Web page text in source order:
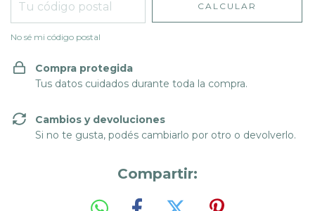
CALCULAR
No sé mi código postal
Compra protegida
Tus datos cuidados durante toda la compra.
Cambios y devoluciones
Si no te gusta, podés cambiarlo por otro o devolverlo.
Compartir: